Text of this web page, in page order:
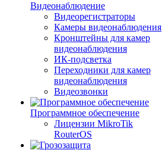
Видеонаблюдение
Видеорегистраторы
Камеры видеонаблюдения
Кронштейны для камер
видеонаблюдения
ИК-подсветка
Переходники для камер
видеонаблюдения
Видеозвонки
Программное обеспечение
Лицензии MikroTik
RouterOS